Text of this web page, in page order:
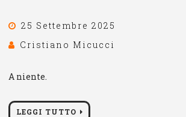
25 Settembre 2025
Cristiano Micucci
A niente.
LEGGI TUTTO